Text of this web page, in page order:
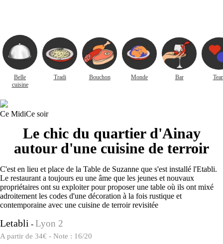
Belle
cuisine
Tradi Bouchon Monde Bar
Ce MidiCe soir
Le chic du quartier d'Ainay
autour d'une cuisine de terroir
C'est en lieu et place de la Table de Suzanne que s'est installé l'Etabli.
Le restaurant a toujours eu une âme que les jeunes et nouvaux
propriétaires ont su exploiter pour proposer une table où ils ont mixé
adroitement les codes d'une décoration à la fois rustique et
contemporaine avec une cuisine de terroir revisitée
Letabli - Lyon 2
A partir de 34€ - Note : 16/20